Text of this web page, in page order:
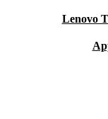
Lenovo